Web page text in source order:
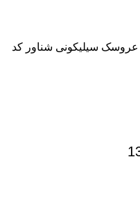
عروسک سیلیکونی شناور کد